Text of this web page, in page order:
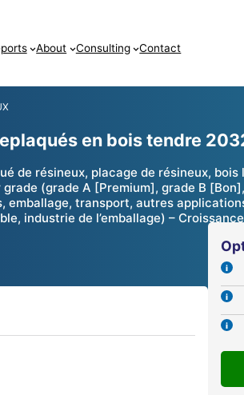
About Consulting Contact
en bois tendre
de résineux, placage de résineux,
(grade A [Premium], grade B
transport, autres
industrie de l’emballage) –